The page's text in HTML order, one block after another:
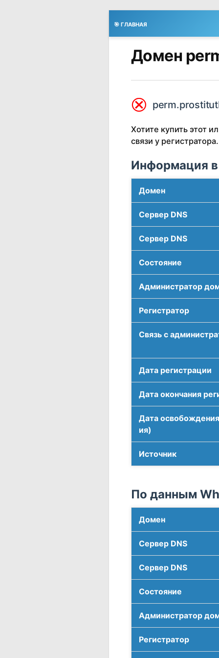
🎯 ГЛАВНАЯ
Домен
⮿
Хотите купить этот
связи у регистратора.
Информация в
Домен
Сервер DNS
Сервер DNS
Соcтояние
Администратор
Регистратор
Связь с
Дата регистрации
Дата окончания
Дата
ия)
Источник
По данным
Домен
Сервер DNS
Сервер DNS
Соcтояние
Администратор
Регистратор